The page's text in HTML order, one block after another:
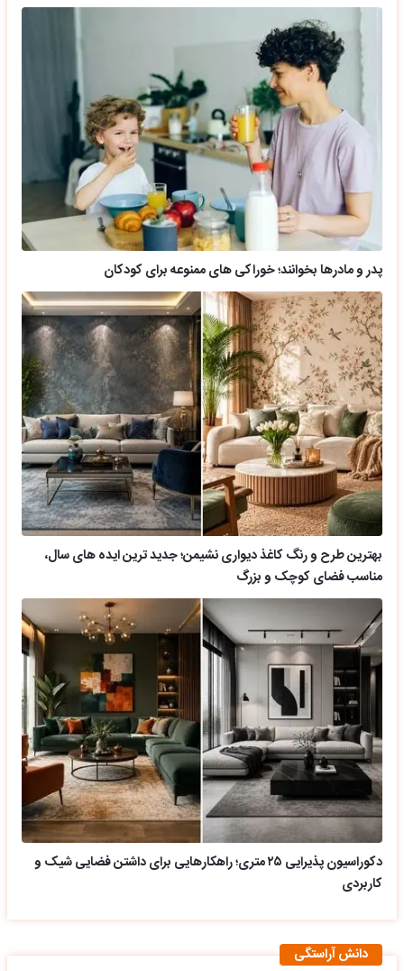
پدر و مادرها بخوانند؛ خوراکی های ممنوعه برای کودکان
بهترین طرح و رنگ کاغذ دیواری نشیمن؛ جدید ترین ایده های سال،
مناسب فضای کوچک و بزرگ
دکوراسیون پذیرایی ۲۵ متری؛ راهکارهایی برای داشتن فضایی شیک و
کاربردی
دانش آراستگی